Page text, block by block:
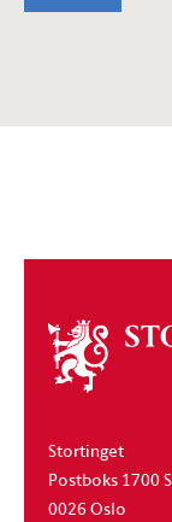
Om
stortinget
Stortinget
Postboks 1700
0026 Oslo